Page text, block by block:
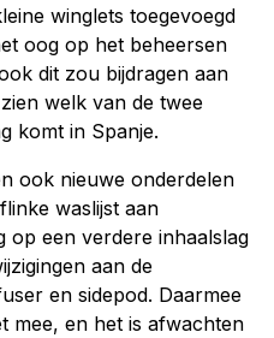
winglets toegevoegd
oog op het beheersen
dit zou bijdragen aan
welk van de twee
komt in Spanje.
ook nieuwe onderdelen
waslijst aan
op een verdere inhaalslag
aan de
en sidepod. Daarmee
mee, en het is afwachten